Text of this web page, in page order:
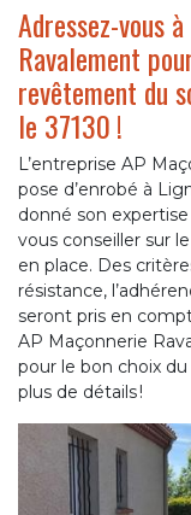
Adressez-vous
Ravalement
revêtement du
le 37130 !
L’entreprise AP
pose d’enrobé à
donné son
vous conseiller sur
en place. Des
résistance,
seront pris en
AP Maçonnerie
pour le bon choix
plus de détails !